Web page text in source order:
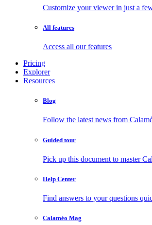
Customize your viewer in just a
All features
Access all our features
Pricing
Explorer
Resources
Blog
Follow the latest news from
Guided tour
Pick up this document to master
Help Center
Find answers to your questions
Calaméo Mag